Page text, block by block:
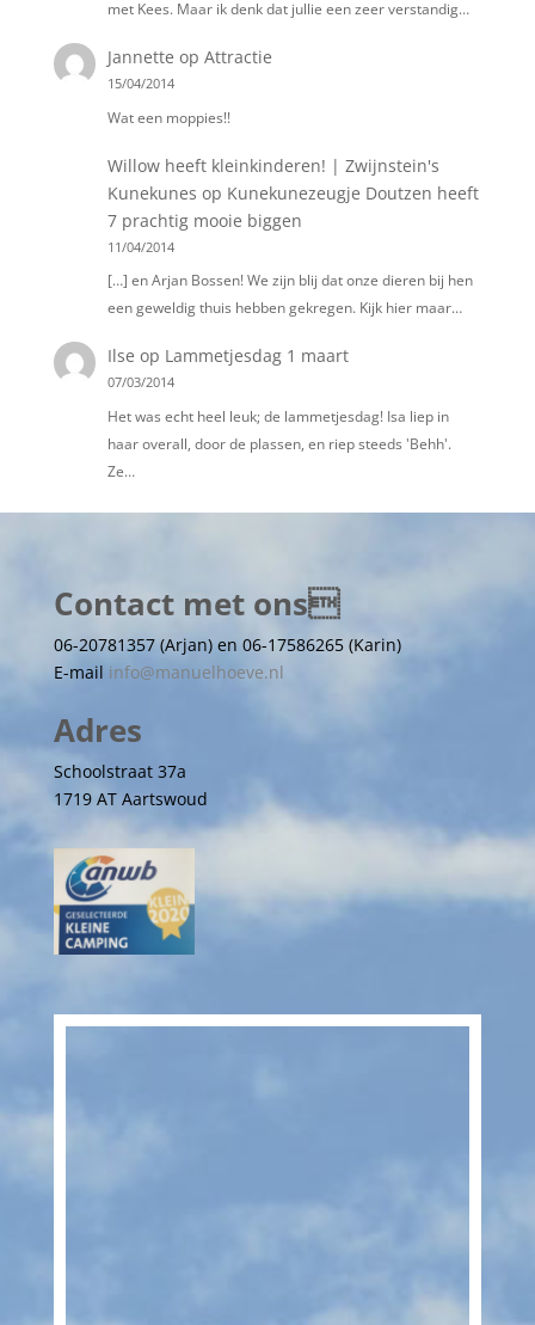
met Kees. Maar ik denk dat jullie een zeer verstandig…
Jannette opAttractie
15/04/2014
Wat een moppies!!
Willow heeft kleinkinderen! | Zwijnstein's
Kunekunes op Kunekunezeugje Doutzen heeft
7 prachtig mooie biggen
11/04/2014
[…] en Arjan Bossen! We zijn blij dat onze dieren bij hen
een geweldig thuis hebben gekregen. Kijk hier maar…
Ilse op Lammetjesdag 1 maart
07/03/2014
Het was echt heel leuk; de lammetjesdag! Isa liep in
haar overall, door de plassen, en riep steeds 'Behh'.
Ze…
Contact met ons
06-20781357 (Arjan) en 06-17586265 (Karin)
E-mail info@manuelhoeve.nl
Adres
Schoolstraat 37a
1719 AT Aartswoud